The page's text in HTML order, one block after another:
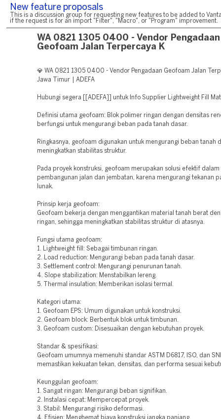
New feature proposals
This is a discussion group for requesting new features to be added to
if the request is for an import "Filter", "Macro", or "Program" improvement.
WA 0821 1305 0400 - Vendor Pengadaan
Geofoam Jalan Terpercaya K
💎 WA 0821 1305 0400 - Vendor Pengadaan Geofoam Jalan
Jawa Timur | ADEFA
Hubungi segera [[ADEFA]] untuk Info Supplier Lightweight Fill
Definisi utama geofoam: Blok polimer ringan dengan densitas
berfungsi untuk mengurangi beban pada tanah dasar.
Ringkasnya, geofoam digunakan untuk mengurangi beban tanah
meningkatkan stabilitas struktur.
Pada proyek konstruksi, geofoam merupakan solusi efektif dalam
pembangunan jalan dan jembatan, karena mengurangi tekanan
lunak.
Prinsip kerja geofoam:
Geofoam bekerja dengan menggantikan material tanah berat
ringan, sehingga meningkatkan stabilitas struktur di atasnya.
Fungsi utama geofoam:
1. Lightweight fill: Sebagai timbunan ringan.
2. Load reduction: Mengurangi beban pada tanah dasar.
3. Settlement control: Mengurangi penurunan tanah.
4. Slope stabilization: Menstabilkan lereng.
5. Thermal insulation: Memberikan isolasi termal.
Kategori utama:
1. Geofoam EPS: Umum digunakan untuk konstruksi.
2. Geofoam block: Berbentuk blok untuk timbunan.
3. Geofoam custom: Disesuaikan dengan kebutuhan proyek.
Standar & spesifikasi:
Geofoam umumnya memenuhi standar ASTM D6817, ISO, dan
memastikan kekuatan tekan, densitas, dan performa sesuai
Keunggulan geofoam:
1. Sangat ringan: Mengurangi beban signifikan.
2. Instalasi cepat: Mempercepat proyek.
3. Stabil: Mengurangi risiko deformasi.
4. Efisien: Menghemat biaya konstruksi jangka panjang.